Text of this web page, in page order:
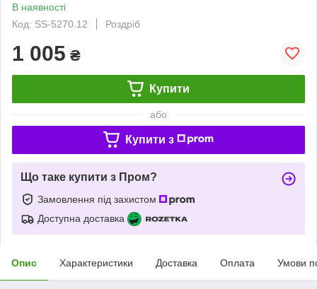
В наявності
Код: SS-5270.12
Роздріб
1 005 ₴
Купити
або
Купити з
Що таке купити з Пром?
Замовлення під захистом
Доступна доставка
Опис Характеристики Доставка Оплата Умови